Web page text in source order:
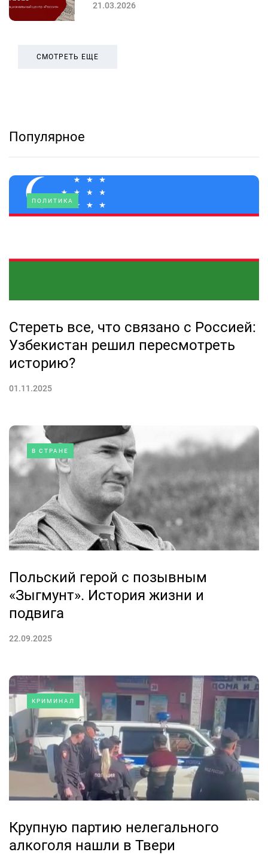
21.03.2026
СМОТРЕТЬ ЕЩЕ
Популярное
ПОЛИТИКА
Стереть все, что связано с Россией:
Узбекистан решил пересмотреть
историю?
01.11.2025
В СТРАНЕ
Польский герой с позывным
«Зыгмунт». История жизни и
подвига
22.09.2025
КРИМИНАЛ
Крупную партию нелегального
алкоголя нашли в Твери